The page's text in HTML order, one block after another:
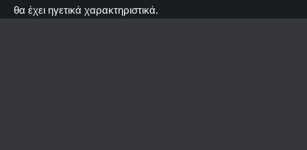
θα έχει ηγετικά χαρακτηριστικά.